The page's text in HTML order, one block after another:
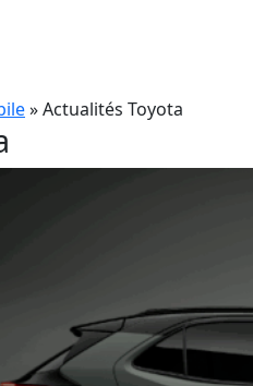
»Actualités Toyota